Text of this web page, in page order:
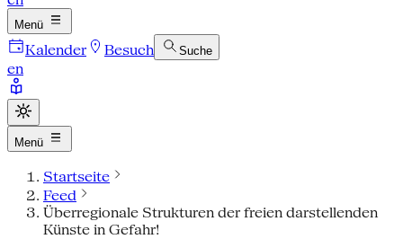
Menü
Kalender Besuch Suche
en
Menü
Startseite
Feed
Überregionale Strukturen der freien darstellenden
Künste in Gefahr!